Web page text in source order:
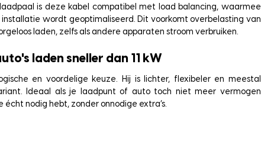
is deze kabel compatibel met load balancing, waarmee
wordt geoptimaliseerd. Dit voorkomt overbelasting van
laden, zelfs als andere apparaten stroom verbruiken.
laden sneller dan 11 kW
en voordelige keuze. Hij is lichter, flexibeler en meestal
Ideaal als je laadpunt of auto toch niet meer vermogen
nodig hebt, zonder onnodige extra’s.